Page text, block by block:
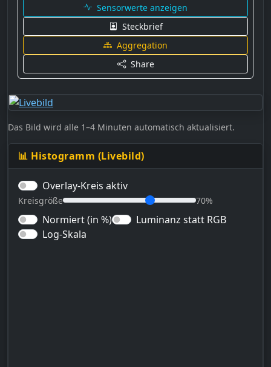
Sensorwerte anzeigen
Steckbrief
Aggregation
Share
Das Bild wird alle 1–4 Minuten automatisch aktualisiert.
📊 Histogramm (Livebild)
Overlay-Kreis aktiv
Kreisgröße 70%
Normiert (in %)
Luminanz statt RGB
Log-Skala